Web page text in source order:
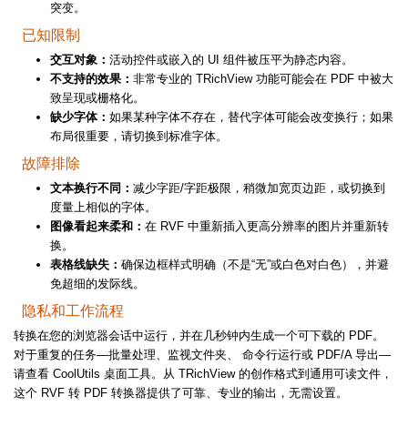
突变。
已知限制
交互对象： 活动控件或嵌入的 UI 组件被压平为静态内容。
不支持的效果： 非常专业的 TRichView 功能可能会在 PDF 中被大
致呈现或栅格化。
缺少字体： 如果某种字体不存在，替代字体可能会改变换行；如果
布局很重要，请切换到标准字体。
故障排除
文本换行不同： 减少字距/字距极限，稍微加宽页边距，或切换到
度量上相似的字体。
图像看起来柔和： 在 RVF 中重新插入更高分辨率的图片并重新转
换。
表格线缺失： 确保边框样式明确（不是“无”或白色对白色），并避
免超细的发际线。
隐私和工作流程
转换在您的浏览器会话中运行，并在几秒钟内生成一个可下载的 PDF。
对于重复的任务—批量处理、监视文件夹、 命令行运行或 PDF/A 导出—
请查看 CoolUtils 桌面工具。从 TRichView 的创作格式到通用可读文件，
这个 RVF 转 PDF 转换器提供了可靠、专业的输出，无需设置。